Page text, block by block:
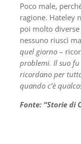
Poco male,
ragione. Hateley
poi molto
nessuno riuscì
quel giorno –
problemi. Il suo
ricordano per
quando c’è
Fonte: “Storie di